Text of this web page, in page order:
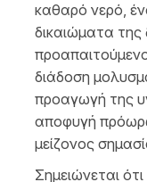
καθαρό νερό,
δικαιώματα της
διάδοση
προαγωγή της
αποφυγή
μείζονος
Σημειώνεται